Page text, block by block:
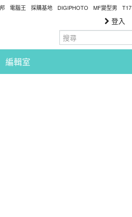
電腦王 採購基地 DIGIPHOTO MF變型男 T17
登入
編輯室